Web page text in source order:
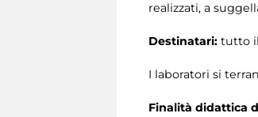
realizzati, a
Destinatari: tutto il
I laboratori si
Finalità didattica